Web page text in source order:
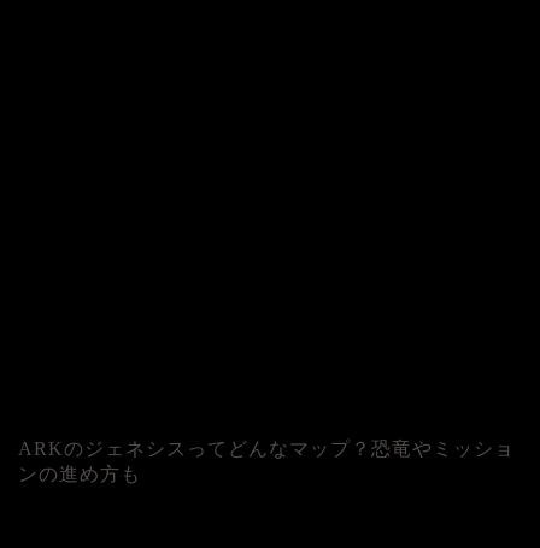
ARKのジェネシスってどんなマップ？恐竜やミッショ
ンの進め方も